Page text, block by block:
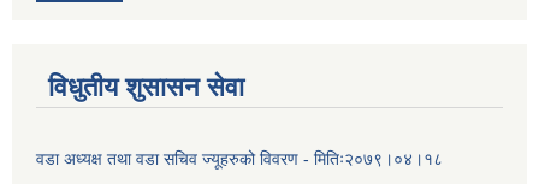
विधुतीय शुसासन सेवा
वडा अध्यक्ष तथा वडा सचिव ज्यूहरुको विवरण - मितिः२०७९।०४।१८